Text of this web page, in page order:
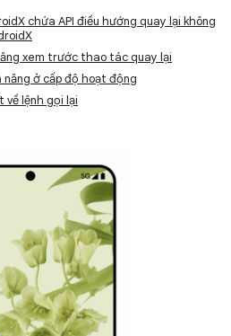
chứa API điều hướng quay lại không
xem trước thao tác quay lại
ở cấp độ hoạt động
về lệnh gọi lại